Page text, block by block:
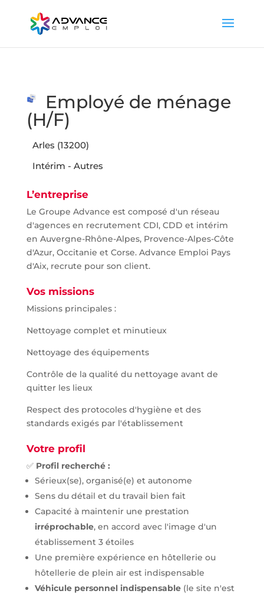
Employé de ménage
(H/F)
Arles (13200)
Intérim - Autres
L’entreprise
Le Groupe Advance est composé d'un réseau
d'agences en recrutement CDI, CDD et intérim
en Auvergne-Rhône-Alpes, Provence-Alpes-Côte
d'Azur, Occitanie et Corse. Advance Emploi Pays
d'Aix, recrute pour son client.
Vos missions
Missions principales :
Nettoyage complet et minutieux
Nettoyage des équipements
Contrôle de la qualité du nettoyage avant de
quitter les lieux
Respect des protocoles d'hygiène et des
standards exigés par l'établissement
Votre profil
✅ Profil recherché :
Sérieux(se), organisé(e) et autonome
Sens du détail et du travail bien fait
Capacité à maintenir une prestation
irréprochable, en accord avec l'image d'un
établissement 3 étoiles
Une première expérience en hôtellerie ou
hôtellerie de plein air est indispensable
Véhicule personnel indispensable(le site n'est